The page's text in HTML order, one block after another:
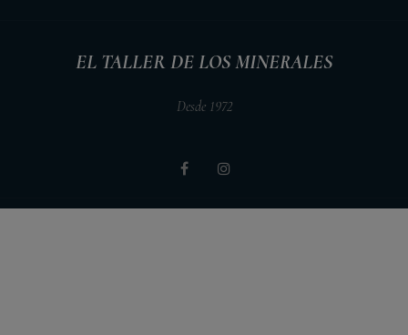
EL TALLER DE LOS MINERALES
Desde 1972